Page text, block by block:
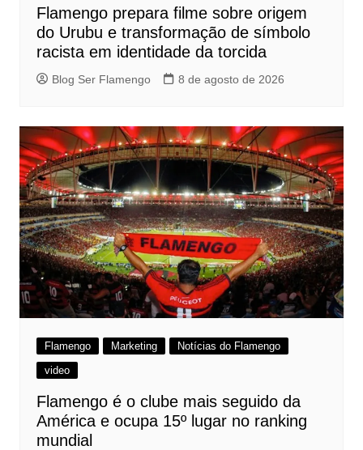
Flamengo prepara filme sobre origem
do Urubu e transformação de símbolo
racista em identidade da torcida
Blog Ser Flamengo 8 de agosto de 2026
Flamengo Marketing
Notícias do Flamengo
video
Flamengo é o clube mais seguido da
América e ocupa 15º lugar no ranking
mundial